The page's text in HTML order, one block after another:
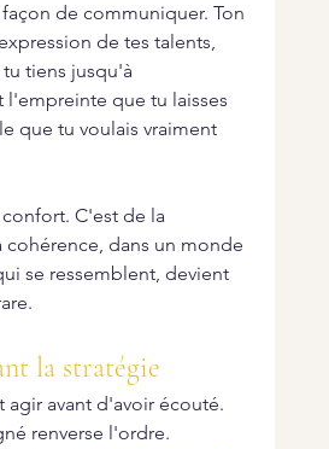
de communiquer. Ton
de tes talents,
tiens jusqu'à
l'empreinte que tu laisses
que tu voulais vraiment
C'est de la
cohérence, dans un monde
se ressemblent, devient
la stratégie
agir avant d'avoir écouté.
renverse l'ordre.